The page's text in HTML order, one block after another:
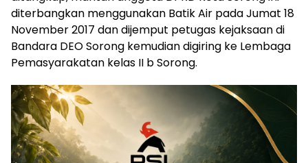
diterbangkan menggunakan Batik Air pada Jumat 18
November 2017 dan dijemput petugas kejaksaan di
Bandara DEO Sorong kemudian digiring ke Lembaga
Pemasyarakatan kelas II b Sorong.